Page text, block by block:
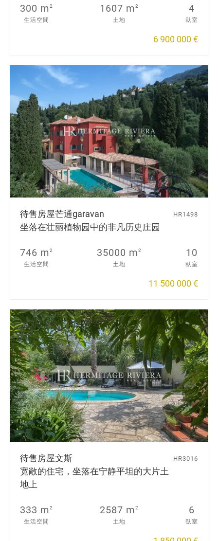
300 m2
生活空間
1607 m2
土地
4
臥室
6 900 000 €
待售房屋芒通garavan
坐落在壮丽植物园中的非凡历史庄园
HR1498
746 m2
生活空間
35000 m2
土地
10
臥室
11 500 000 €
待售房屋文斯
宽敞的住宅，坐落在宁静平坦的大片土
地上
HR3016
333 m2
生活空間
2587 m2
土地
6
臥室